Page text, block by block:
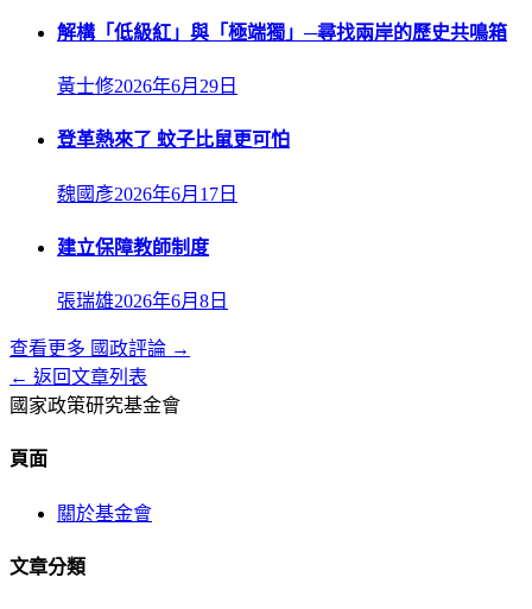
解構「低級紅」與「極端獨」─尋找兩岸的歷史共鳴箱
黃士修2026年6月29日
登革熱來了 蚊子比鼠更可怕
魏國彥2026年6月17日
建立保障教師制度
張瑞雄2026年6月8日
查看更多 國政評論 →
← 返回文章列表
國家政策研究基金會
頁面
關於基金會
文章分類